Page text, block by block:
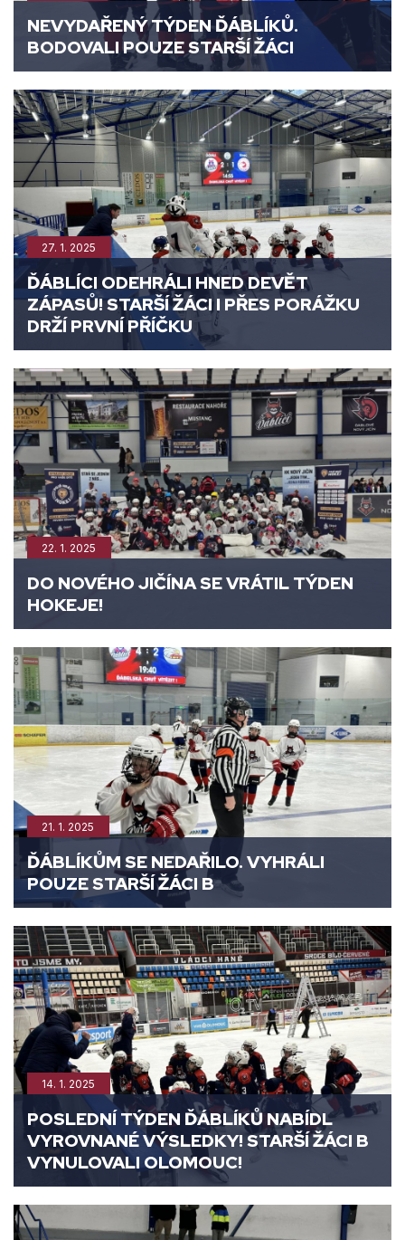
NEVYDAŘENÝ TÝDEN ĎÁBLÍKŮ.
BODOVALI POUZE STARŠÍ ŽÁCI
27. 1. 2025
ĎÁBLÍCI ODEHRÁLI HNED DEVĚT
ZÁPASŮ! STARŠÍ ŽÁCI I PŘES PORÁŽKU
DRŽÍ PRVNÍ PŘÍČKU
22. 1. 2025
DO NOVÉHO JIČÍNA SE VRÁTIL TÝDEN
HOKEJE!
21. 1. 2025
ĎÁBLÍKŮM SE NEDAŘILO. VYHRÁLI
POUZE STARŠÍ ŽÁCI B
14. 1. 2025
POSLEDNÍ TÝDEN ĎÁBLÍKŮ NABÍDL
VYROVNANÉ VÝSLEDKY! STARŠÍ ŽÁCI B
VYNULOVALI OLOMOUC!